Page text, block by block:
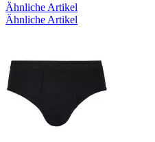
Ähnliche Artikel
Ähnliche Artikel